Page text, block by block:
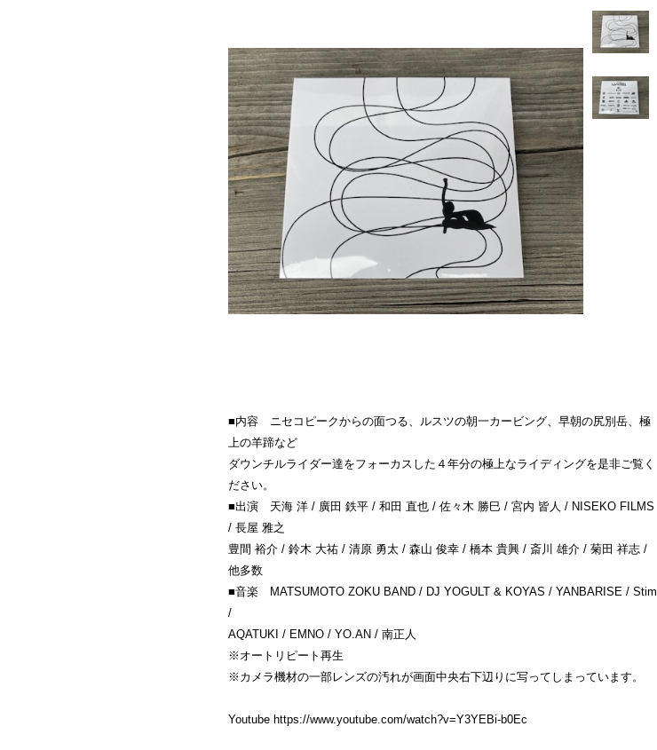
■内容 ニセコピークからの面つる、ルスツの朝一カービング、早朝の尻別岳、極
上の羊蹄など
ダウンチルライダー達をフォーカスした４年分の極上なライディングを是非ご覧く
ださい。
■出演 天海 洋 / 廣田 鉄平 / 和田 直也 / 佐々木 勝巳 / 宮内 皆人 / NISEKO FILMS
/ 長屋 雅之
豊間 裕介 / 鈴木 大祐 / 清原 勇太 / 森山 俊幸 / 橋本 貴興 / 斎川 雄介 / 菊田 祥志 /
他多数
■音楽 MATSUMOTO ZOKU BAND / DJ YOGULT & KOYAS / YANBARISE / Stim
/
AQATUKI / EMNO / YO.AN / 南正人
※オートリピート再生
※カメラ機材の一部レンズの汚れが画面中央右下辺りに写ってしまっています。
Youtube https://www.youtube.com/watch?v=Y3YEBi-b0Ec